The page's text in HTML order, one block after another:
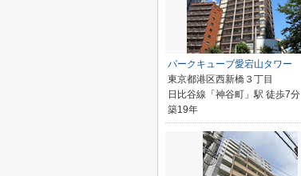
パークキューブ愛宕山タワー
東京都港区西新橋３丁目
日比谷線「神谷町」駅 徒歩7分
築19年